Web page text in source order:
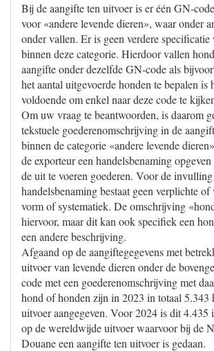
Bij de aangifte ten uitvoer is er één GN-
voor «andere levende dieren», waar onder
onder vallen. Er is geen verdere specificatie
binnen deze categorie. Hierdoor vallen
aangifte onder dezelfde GN-code als
het aantal uitgevoerde honden te bepalen is
voldoende om enkel naar deze code te
Om uw vraag te beantwoorden, is daarom
tekstuele goederenomschrijving in de
binnen de categorie «andere levende
de exporteur een handelsbenaming
de uit te voeren goederen. Voor de
handelsbenaming bestaat geen verplichte of
vorm of systematiek. De omschrijving
hiervoor, maar dit kan ook specifiek een
een andere beschrijving.
Afgaand op de aangiftegegevens met
uitvoer van levende dieren onder de
code met een goederenomschrijving met
hond of honden zijn in 2023 in totaal 5.343
uitvoer aangegeven. Voor 2024 is dit 4.435
op de wereldwijde uitvoer waarvoor bij de
Douane een aangifte ten uitvoer is gedaan.